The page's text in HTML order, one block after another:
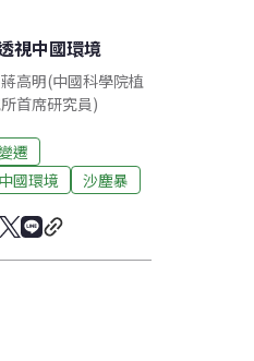
視中國環境
高明(中國科學院植
首席研究員)
遷
國環境
沙塵暴